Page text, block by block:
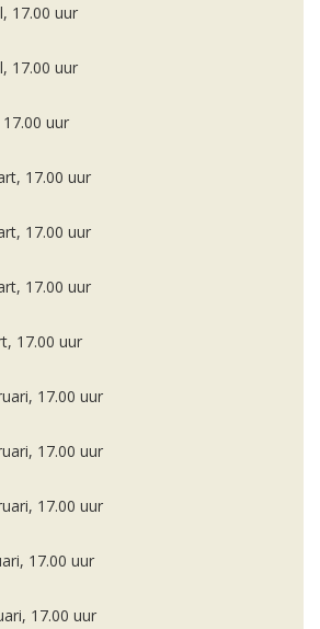
17.00 uur
17.00 uur
uur
17.00 uur
17.00 uur
17.00 uur
17.00 uur
17.00 uur
17.00 uur
17.00 uur
17.00 uur
17.00 uur